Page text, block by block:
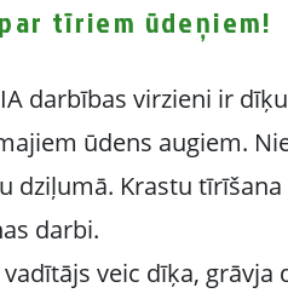
tīriem ūdeņiem!
darbības virzieni ir
ūdens augiem.
dziļumā. Krastu tīrīšana
darbi.
veic dīķa, grāvja